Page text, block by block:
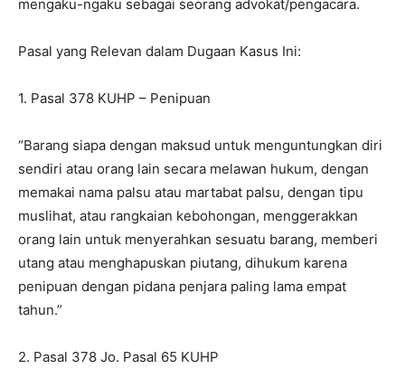
mengaku-ngaku sebagai seorang advokat/pengacara.
Pasal yang Relevan dalam Dugaan Kasus Ini:
1. Pasal 378 KUHP – Penipuan
“Barang siapa dengan maksud untuk menguntungkan diri
sendiri atau orang lain secara melawan hukum, dengan
memakai nama palsu atau martabat palsu, dengan tipu
muslihat, atau rangkaian kebohongan, menggerakkan
orang lain untuk menyerahkan sesuatu barang, memberi
utang atau menghapuskan piutang, dihukum karena
penipuan dengan pidana penjara paling lama empat
tahun.”
2. Pasal 378 Jo. Pasal 65 KUHP